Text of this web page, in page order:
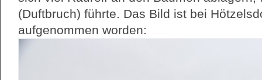
(Duftbruch) führte. Das Bild ist bei
aufgenommen worden: